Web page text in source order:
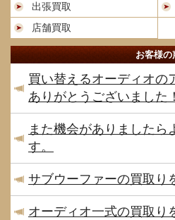
出張買取
店舗買取
お客様の
買い替えるオーディオの
ありがとうございました！
また機会がありましたら
す。
サブウーファーの買取り
オーディオ一式の買取り